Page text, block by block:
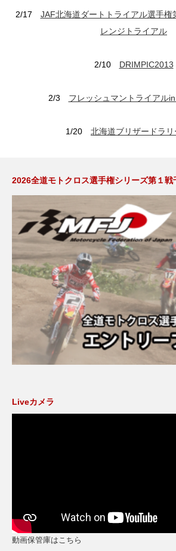
2/17 JAF北海道ダートトライアル選手権
レンジトライアル
2/10 DRIMPIC2013
2/3 フレッシュマントライアル
1/20 北海道ブリザードラ
2026全道モトクロス選手権シリーズ第１戦
Liveカメラ
動画保管庫はこちら